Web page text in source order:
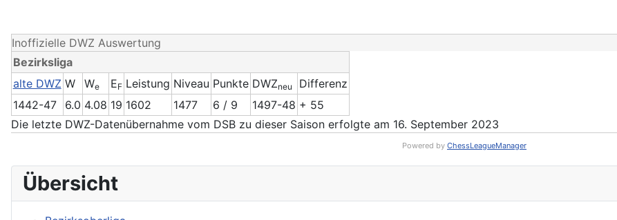
Übersicht
Inoffizielle DWZ Auswertung
Bezirksliga
alte DWZ W We EF Leistung Niveau Punkte DWZneu
Differenz
1442-47
6.0 4.08 19 1602 1477 6 / 9 1497-48 + 55
Die letzte DWZ-Datenübernahme vom DSB zu dieser Saison erfolgte am 16. September 2023
Powered by ChessLeagueManager